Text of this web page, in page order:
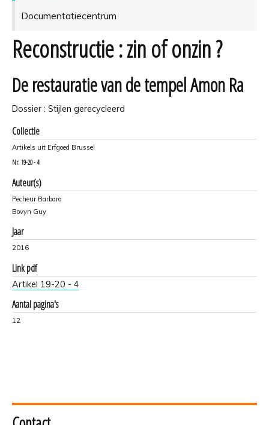
Documentatiecentrum
Reconstructie : zin of onzin ?
De restauratie van de tempel Amon Ra
Dossier : Stijlen gerecycleerd
Collectie
Artikels uit Erfgoed Brussel
Nr. 19-20 - 4
Auteur(s)
Pecheur Barbara
Bovyn Guy
Jaar
2016
Link pdf
Artikel 19-20 - 4
Aantal pagina's
12